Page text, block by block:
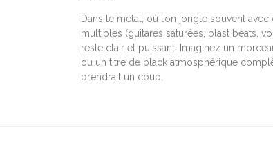
Dans le métal, où l’on jongle souvent
multiples (guitares saturées, blast beats,
reste clair et puissant. Imaginez un
ou un titre de black atmosphérique
prendrait un coup.